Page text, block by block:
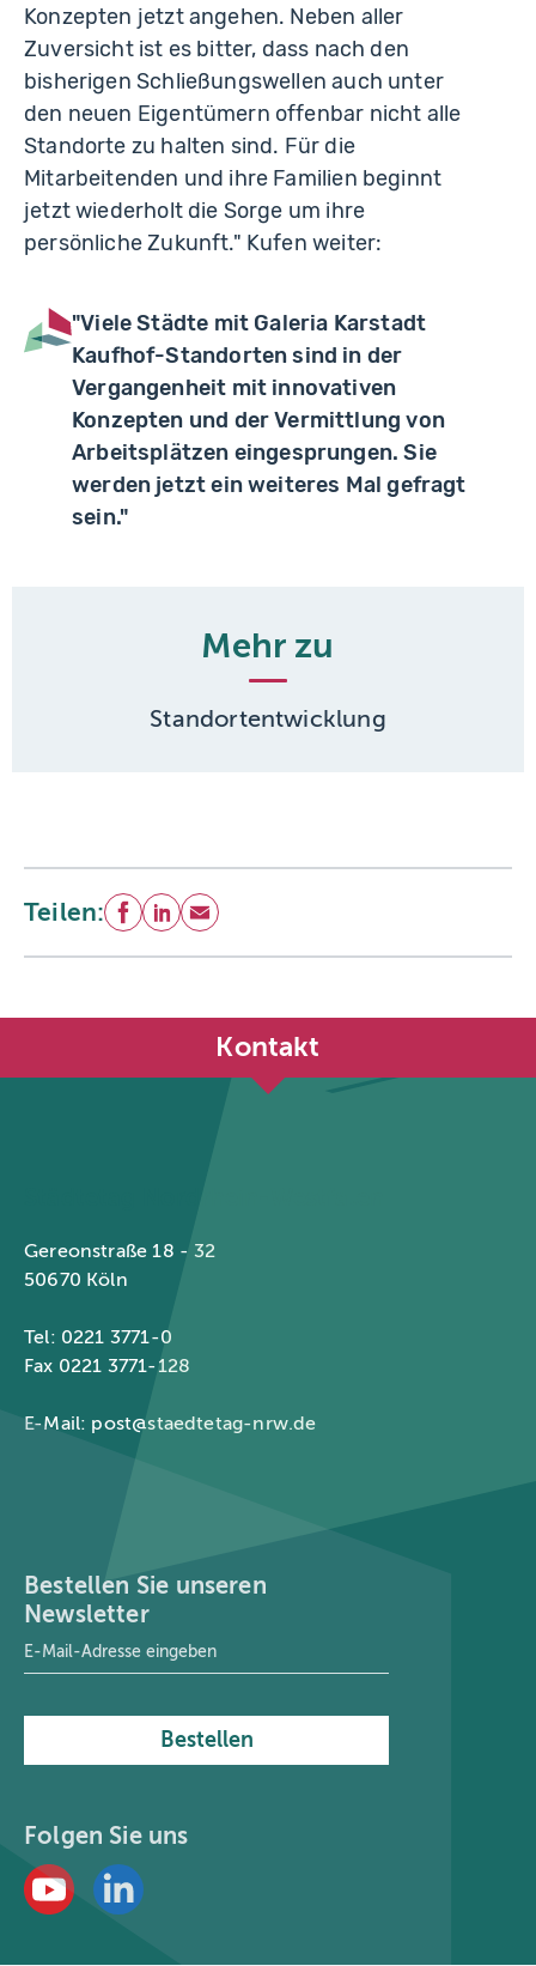
Konzepten jetzt angehen. Neben aller
Zuversicht ist es bitter, dass nach den
bisherigen Schließungswellen auch unter
den neuen Eigentümern offenbar nicht alle
Standorte zu halten sind. Für die
Mitarbeitenden und ihre Familien beginnt
jetzt wiederholt die Sorge um ihre
persönliche Zukunft." Kufen weiter:
"Viele Städte mit Galeria Karstadt
Kaufhof-Standorten sind in der
Vergangenheit mit innovativen
Konzepten und der Vermittlung von
Arbeitsplätzen eingesprungen. Sie
werden jetzt ein weiteres Mal gefragt
sein."
Mehr zu
Standortentwicklung
Teilen: Facebook
LinkedIn
E-Mail
Kontakt
Gereonstraße 18 - 32
50670 Köln
Tel: 0221 3771-0
Fax 0221 3771-128
E-Mail: post@staedtetag-nrw.de
Bestellen Sie unseren
Newsletter
E-Mail-Adresse
Bestellen
Folgen Sie uns